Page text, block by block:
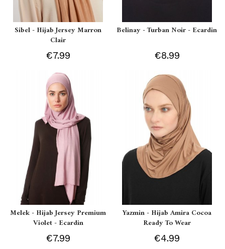
Sibel - Hijab Jersey Marron
Clair
€7.99
Belinay - Turban Noir - Ecardin
€8.99
Melek - Hijab Jersey Premium
Violet - Ecardin
€7.99
Yazmin - Hijab Amira Cocoa
Ready To Wear
€4.99